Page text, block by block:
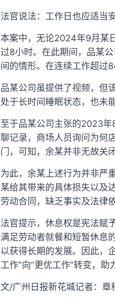
法官说法：工作日也应适当
本案中，无论2024年9月某
过8小时。在此期间，品某
间的情形。在连续工作超过
品某公司虽提供了视频，但
处于长时间睡眠状态，也未
至于品某公司主张的2023
聊记录，商场人员询问为何
门，可知，余某并非无故关
为此，余某上述行为并非严
某给其带来的具体损失以及
劳动合同，缺乏事实及法律
法官提示，休息权是宪法赋
满足劳动者就餐和短暂休息
以获得长期的发展。因此，
工作”向“更优工作”转变，助
文/广州日报新花城记者：章